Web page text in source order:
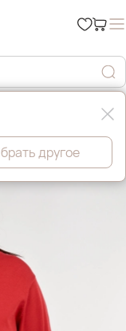
другое